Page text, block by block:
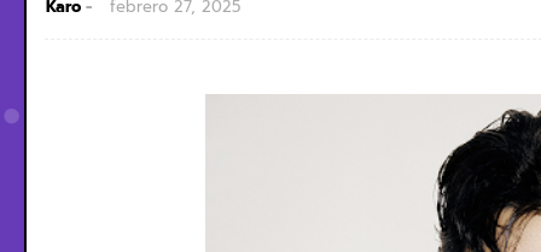
Karo febrero 27, 2025